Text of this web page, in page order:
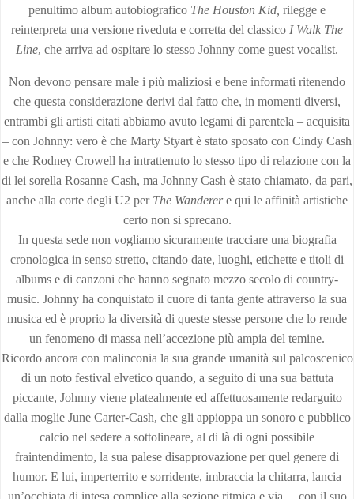
penultimo album autobiografico The Houston Kid, rilegge e
reinterpreta una versione riveduta e corretta del classico I Walk The
Line, che arriva ad ospitare lo stesso Johnny come guest vocalist.
Non devono pensare male i più maliziosi e bene informati ritenendo
che questa considerazione derivi dal fatto che, in momenti diversi,
entrambi gli artisti citati abbiamo avuto legami di parentela – acquisita
– con Johnny: vero è che Marty Styart è stato sposato con Cindy Cash
e che Rodney Crowell ha intrattenuto lo stesso tipo di relazione con la
di lei sorella Rosanne Cash, ma Johnny Cash è stato chiamato, da pari,
anche alla corte degli U2 per The Wanderere qui le affinità artistiche
certo non si sprecano.
In questa sede non vogliamo sicuramente tracciare una biografia
cronologica in senso stretto, citando date, luoghi, etichette e titoli di
albums e di canzoni che hanno segnato mezzo secolo di country-
music. Johnny ha conquistato il cuore di tanta gente attraverso la sua
musica ed è proprio la diversità di queste stesse persone che lo rende
un fenomeno di massa nell’accezione più ampia del temine.
Ricordo ancora con malinconia la sua grande umanità sul palcoscenico
di un noto festival elvetico quando, a seguito di una sua battuta
piccante, Johnny viene platealmente ed affettuosamente redarguito
dalla moglie June Carter-Cash, che gli appioppa un sonoro e pubblico
calcio nel sedere a sottolineare, al di là di ogni possibile
fraintendimento, la sua palese disapprovazione per quel genere di
humor. E lui, imperterrito e sorridente, imbraccia la chitarra, lancia
un’occhiata di intesa complice alla sezione ritmica e via… con il suo